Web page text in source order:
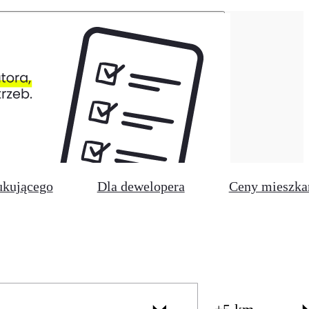
Dla dewelopera Ceny